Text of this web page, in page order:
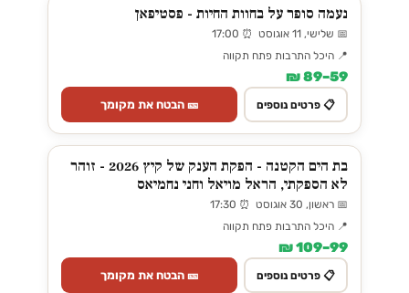
נעמה סופר על בחוות החיות - פסטיפאן
📅 שלישי, 11 אוגוסט ⏰ 17:00
📍 היכל התרבות פתח תקווה
59–89 ₪
📋 פרטים נוספים 🎫 הבטח את מקומך
בת הים הקטנה - הפקת הענק של קיץ 2026 - זוהר
לא הספקתי, הראל מויאל וחני נחמיאס
📅 ראשון, 30 אוגוסט ⏰ 17:30
📍 היכל התרבות פתח תקווה
99–109 ₪
📋 פרטים נוספים 🎫 הבטח את מקומך